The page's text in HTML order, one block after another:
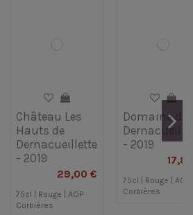
Château Les
Hauts de
Dernacueillette
- 2019
29,00 €
75cl | Rouge | AOP
Corbières
Domaine de
- 2019
75cl | Rouge | AOP
Corbières